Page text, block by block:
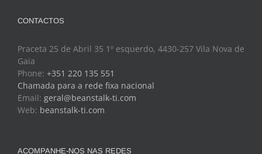
CONTACTOS
Praceta 25 de Abril 35 1º esquerdo, 4430-257 Vila Nova de
Gaia
Phone: +351 220 135 551
Chamada para a rede fixa nacional
Email: geral@beanstalk-ti.com
Web: beanstalk-ti.com
ACOMPANHE-NOS NAS REDES